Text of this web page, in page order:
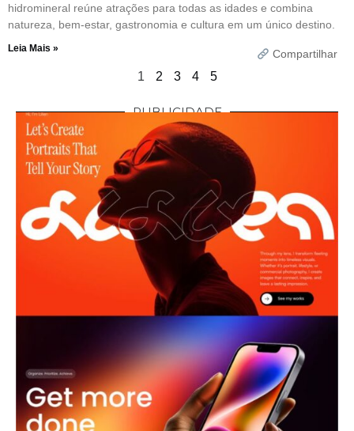
hidromineral reúne atrações para todas as idades e combina
natureza, bem-estar, gastronomia e cultura em um único destino.
Leia Mais » Compartilhar
1 2 3 4 5
PUBLICIDADE